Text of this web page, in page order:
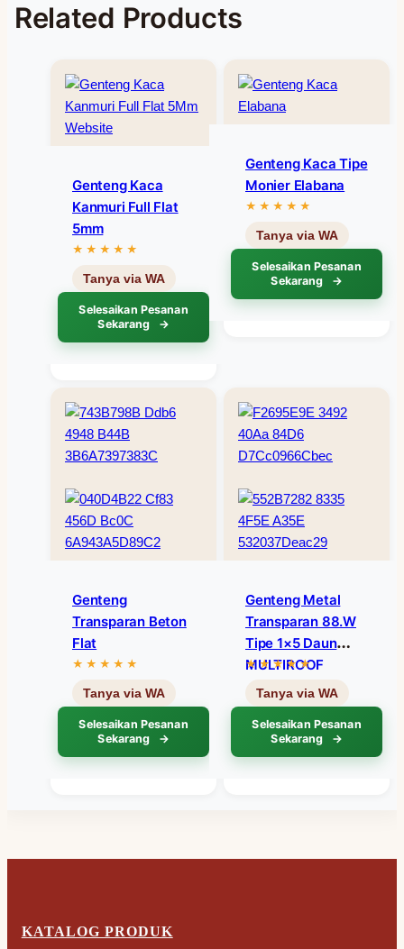
Related Products
Genteng Kaca
Kanmuri Full Flat
5mm
Selesaikan Pesanan
Sekarang
Genteng Kaca Tipe
Monier Elabana
Selesaikan Pesanan
Sekarang
Genteng
Transparan Beton
Flat
Selesaikan Pesanan
Sekarang
Genteng Metal
Transparan 88.W
Tipe 1×5 Daun
MULTIROOF
Selesaikan Pesanan
Sekarang
KATALOG PRODUK